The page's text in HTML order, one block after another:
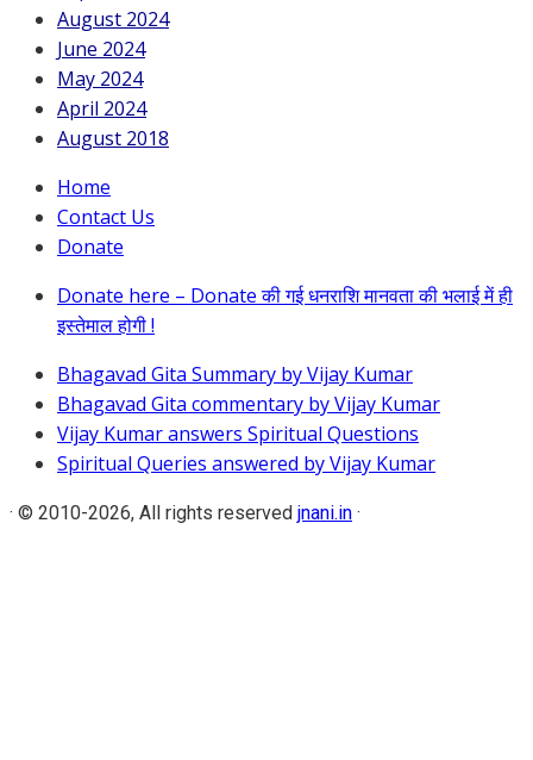
August 2024
June 2024
May 2024
April 2024
August 2018
Home
Contact Us
Donate
Donate here – Donate की गई धनराशि मानवता की भलाई में ही
इस्तेमाल होगी !
Bhagavad Gita Summary by Vijay Kumar
Bhagavad Gita commentary by Vijay Kumar
Vijay Kumar answers Spiritual Questions
Spiritual Queries answered by Vijay Kumar
· © 2010-2026, All rights reserved jnani.in ·